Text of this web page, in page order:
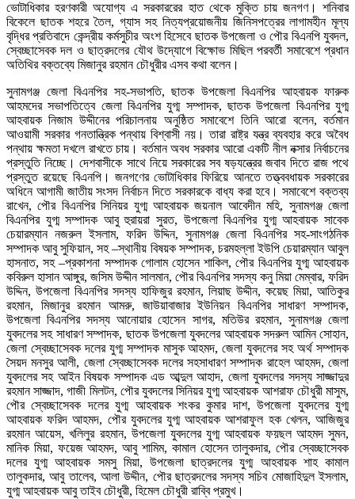
ভোটাধিকার হরণকারী অযোগ্য এ সরকাররের হাত থেকে মুক্তি চায় জনগণ। শনিবার
বিকেলে ছাতক শহরে তৈল, গ্যাস সহ নিত্যপ্রয়োজনীয় জিনিসপত্রের লাগামহীন মূল্য
বৃদ্ধির প্রতিবাদে কেন্দ্রীয় কর্মসুচীর অংশ হিসেবে ছাতক উপজেলা ও পৌর বিএনপি যুবদল,
স্বেচ্ছাসেবক দল ও ছাত্রদলের যৌথ উদ্যোগে বিক্ষোভ মিছিল পরবর্তী সমাবেশে প্রধান
অতিথির বক্তব্যে মিজানুর রহমান চৌধুরীর এসব কথা বলেন।
সুনামগঞ্জ জেলা বিএনপির সহ-সভাপতি, ছাতক উপজেলা বিএনপির আহবায়ক ফারুক
আহমদের সভাপতিত্বে জেলা বিএনপির যুগ্ম সম্পাদক, ছাতক উপজেলা বিএনপির যুগ্ম
আহবায়ক নিজাম উদ্দীনের পরিচালনায় অনুষ্ঠিত সমাবেশে তিনি আরো বলেন, বর্তমান
আওয়ামী সরকার গনতান্ত্রিক পন্থায় বিশ্বাসী নয়। তারা রাষ্ট্র যন্ত্র ব্যবহার করে অবৈধ
পন্থায় ক্ষমতা দখলে রাখতে চায়। বর্তমান অবধ সরকার আরো একটি নীল নক্সার নির্বাচনের
প্রস্তুতি নিচ্ছে। দেশবাসীকে সাথে নিয়ে সরকারের সব ষড়যন্ত্রের জবাব দিতে রাজ পথে
প্রস্তুত রয়েছে বিএনপি। জনগণের ভোটাধিকার ফিরিয়ে আনতে তত্ত্ববধায়ক সরকারের
অধিনে আগামী জাতীয় সংসদ নির্বাচন দিতে সরকারকে বাধ্য করা হবে। সমাবেশে বক্তব্য
রাখেন, পৌর বিএনপির সিনিয়র যুগ্ম আহবায়ক জয়নাল আবেদীন মহি, সুনামগঞ্জ জেলা
বিএনপির যুগ্ম সম্পাদক আবু হুরায়রা সুরত, উপজেলা বিএনপির যুগ্ম আহবায়ক সাবেক
চেয়ারম্যান নজরুল ইসলাম, ফরিদ উদ্দিন, সুনামগঞ্জ জেলা বিএনপির সহ-সাংগঠনিক
সম্পাদক আবু সুফিয়ান, সহ –স্থানীয় বিষয়ক সম্পাদক, চরমহল্লা ইউপি চেয়ারম্যান আবুল
হাসনাত, সহ –প্রকাশনা সম্পাদক গোলাম হোসেন শাকিল, পৌর বিএনপির যুগ্ম আহবায়ক
কবিরুল হাসান আঙ্গুর, জসিম উদ্দীন সালমান, পৌর বিএনপির সদস্য কনু মিয়া মেম্বার, ফরিদ
উদ্দিন, উপজেলা বিএনপির সদস্য হাফিজুর রহমান, লিয়াছ উদ্দীন, কয়েছ মিয়া, আতিকুর
রহমান, মিজানুর রহমান আমরু, জাউয়াবাজার ইউনিয়ন বিএনপির সাধারণ সম্পাদক,
উপজেলা বিএনপির সদস্য আনোয়ার হোসেন সাগর, মতিউর রহমান, সুনামগঞ্জ জেলা
যুবদলের সহ সাধারণ সম্পাদক, ছাতক উপজেলা যুবদলের আহবায়ক সদরুল আমিন সোহান,
জেলা স্বেচ্ছাসেবক দলের যুগ্ম সম্পাদক মাসুক আহমদ, জেলা যুবদলের সহ অর্থ সম্পাদক
সৈয়দ মনসুর আলী, জেলা স্বেচ্ছাসেবক দলের সহসাধারণ সম্পাদক রাহেল আহমদ, জেলা
যুবদলের সহ আইন বিষয়ক সম্পাদক এড আব্দুল আহাদ, জেলা যুবদলের সদস্য সাজ্জাদুর
রহমান সাজ্জাদ, গাজী মিলটন, পৌর যুবদলের সিনিয়র যুগ্ম আহবায়ক আশরাফ চৌধুরী মাসুম,
পৌর স্বেচ্ছাসেবক দলের যুগ্ম আহবায়ক শংকর কুমার দাশ, উপজেলা যুবদলের যুগ্ম
আহবায়ক ফরিদ আহমদ, পৌর যুবদলের যুগ্ম আহবায়ক আশরাফুল হক খেলন, আজিজুর
রহমান আয়েস, খলিলুর রহমান, উপজেলা যুবদলের যুগ্ম আহবায়ক ফয়ছল আহমদ সুমন,
মানিক মিয়া, ফয়েজ আহমদ, আবু শামিম, কামাল হোসেন তালুকদার, পৌর স্বেচ্ছাসেবক
দলের যুগ্ম আহবায়ক সমসু মিয়া, উপজেলা ছাত্রদলের যুগ্ম আহবায়ক শাহ কামাল
তালুকদার, আবু তালেব, আলা উদ্দীন, পৌর ছাত্রদলের সদস্য সচিব মোজাহিদুল ইসলাম,
যুগ্ম আহবায়ক আবু তাইব চৌধুরী, হিমেল চৌধুরী রাব্বি প্রমুখ।